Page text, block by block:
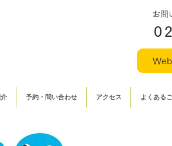
お問
予約・問い合わせ アクセス よくある